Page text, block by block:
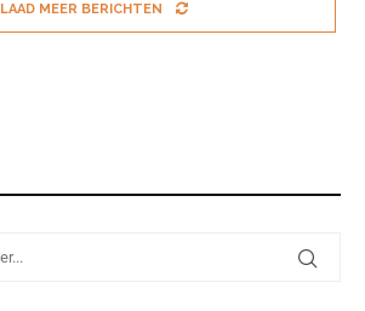
LAAD MEER BERICHTEN